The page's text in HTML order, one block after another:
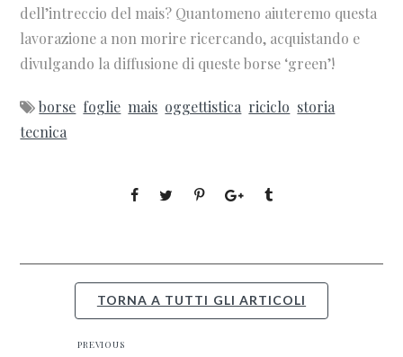
dell’intreccio del mais? Quantomeno aiuteremo questa
lavorazione a non morire ricercando, acquistando e
divulgando la diffusione di queste borse ‘green’!
borse foglie mais oggettistica riciclo storia
tecnica
TORNA A TUTTI GLI ARTICOLI
PREVIOUS